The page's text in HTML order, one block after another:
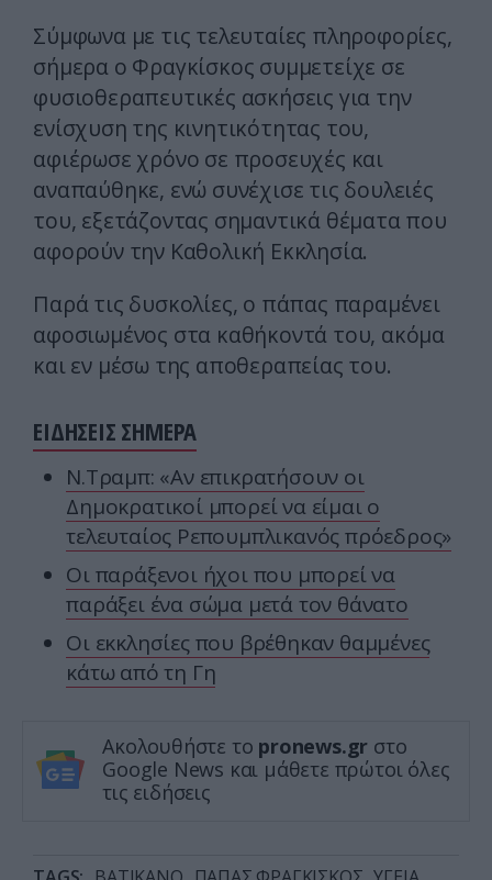
Σύμφωνα με τις τελευταίες πληροφορίες,
σήμερα ο Φραγκίσκος συμμετείχε σε
φυσιοθεραπευτικές ασκήσεις για την
ενίσχυση της κινητικότητας του,
αφιέρωσε χρόνο σε προσευχές και
αναπαύθηκε, ενώ συνέχισε τις δουλειές
του, εξετάζοντας σημαντικά θέματα που
αφορούν την Καθολική Εκκλησία.
Παρά τις δυσκολίες, ο πάπας παραμένει
αφοσιωμένος στα καθήκοντά του, ακόμα
και εν μέσω της αποθεραπείας του.
ΕΙΔΗΣΕΙΣ ΣΗΜΕΡΑ
Ν.Τραμπ: «Αν επικρατήσουν οι
Δημοκρατικοί μπορεί να είμαι ο
τελευταίος Ρεπουμπλικανός πρόεδρος»
Οι παράξενοι ήχοι που μπορεί να
παράξει ένα σώμα μετά τον θάνατο
Οι εκκλησίες που βρέθηκαν θαμμένες
κάτω από τη Γη
Ακολουθήστε το pronews.gr στο
Google News και μάθετε πρώτοι όλες
τις ειδήσεις